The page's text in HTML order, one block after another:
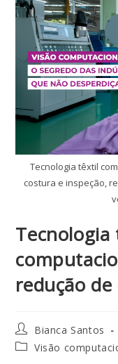
Tecnologia têxtil
costura e inspeção,
redução
Bianca Santos
Visão